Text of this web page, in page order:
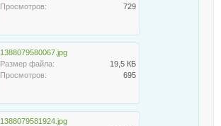
Просмотров:
729
1388079580067.jpg
Размер файла:
19,5 КБ
Просмотров:
695
1388079581924.jpg